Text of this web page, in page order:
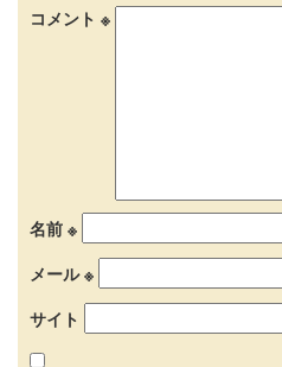
コメント ※
名前 ※
メール※
サイト